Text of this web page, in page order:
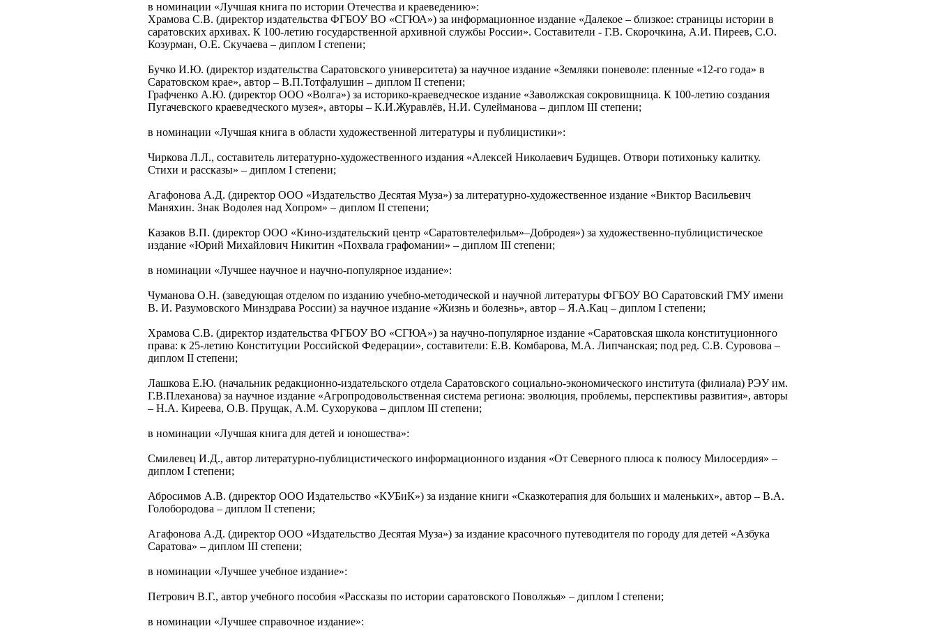
в номинации «Лучшая книга по истории Отечества и краеведению»:
Храмова С.В. (директор издательства ФГБОУ ВО «СГЮА») за информационное издание «Далекое – близкое: страницы истории в
саратовских архивах. К 100-летию государственной архивной службы России». Составители - Г.В. Скорочкина, А.И. Пиреев, С.О.
Козурман, О.Е. Скучаева – диплом I степени;
Бучко И.Ю. (директор издательства Саратовского университета) за научное издание «Земляки поневоле: пленные «12-го года» в
Саратовском крае», автор – В.П.Тотфалушин – диплом II степени;
Графченко А.Ю. (директор ООО «Волга») за историко-краеведческое издание «Заволжская сокровищница. К 100-летию создания
Пугачевского краеведческого музея», авторы – К.И.Журавлёв, Н.И. Сулейманова – диплом III степени;
в номинации «Лучшая книга в области художественной литературы и публицистики»:
Чиркова Л.Л., составитель литературно-художественного издания «Алексей Николаевич Будищев. Отвори потихоньку калитку.
Стихи и рассказы» – диплом I степени;
Агафонова А.Д. (директор ООО «Издательство Десятая Муза») за литературно-художественное издание «Виктор Васильевич
Маняхин. Знак Водолея над Хопром» – диплом II степени;
Казаков В.П. (директор ООО «Кино-издательский центр «Саратовтелефильм»–Добродея») за художественно-публицистическое
издание «Юрий Михайлович Никитин «Похвала графомании» – диплом III степени;
в номинации «Лучшее научное и научно-популярное издание»:
Чуманова О.Н. (заведующая отделом по изданию учебно-методической и научной литературы ФГБОУ ВО Саратовский ГМУ имени
В. И. Разумовского Минздрава России) за научное издание «Жизнь и болезнь», автор – Я.А.Кац – диплом I степени;
Храмова С.В. (директор издательства ФГБОУ ВО «СГЮА») за научно-популярное издание «Саратовская школа конституционного
права: к 25-летию Конституции Российской Федерации», составители: Е.В. Комбарова, М.А. Липчанская; под ред. С.В. Суровова –
диплом II степени;
Лашкова Е.Ю. (начальник редакционно-издательского отдела Саратовского социально-экономического института (филиала) РЭУ им.
Г.В.Плеханова) за научное издание «Агропродовольственная система региона: эволюция, проблемы, перспективы развития», авторы
– Н.А. Киреева, О.В. Прущак, А.М. Сухорукова – диплом III степени;
в номинации «Лучшая книга для детей и юношества»:
Смилевец И.Д., автор литературно-публицистического информационного издания «От Северного плюса к полюсу Милосердия» –
диплом I степени;
Абросимов А.В. (директор ООО Издательство «КУБиК») за издание книги «Сказкотерапия для больших и маленьких», автор – В.А.
Голобородова – диплом II степени;
Агафонова А.Д. (директор ООО «Издательство Десятая Муза») за издание красочного путеводителя по городу для детей «Азбука
Саратова» – диплом III степени;
в номинации «Лучшее учебное издание»:
Петрович В.Г., автор учебного пособия «Рассказы по истории саратовского Поволжья» – диплом I степени;
в номинации «Лучшее справочное издание»: